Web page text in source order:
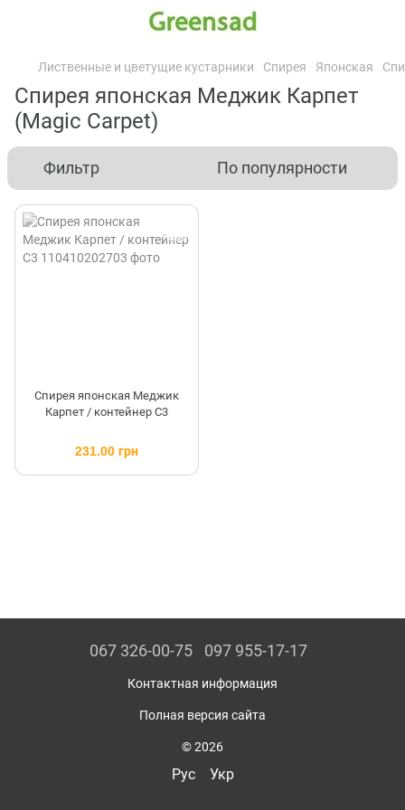
Лиственные и цветущие кустарники Спирея Японская
Спирея японская Меджик Карпет
(Magic Carpet)
Фильтр По популярности
Спирея японская Меджик
Карпет / контейнер C3
231.00 грн
067 326-00-75 097 955-17-17
Контактная информация
Полная версия сайта
© 2026
Рус Укр